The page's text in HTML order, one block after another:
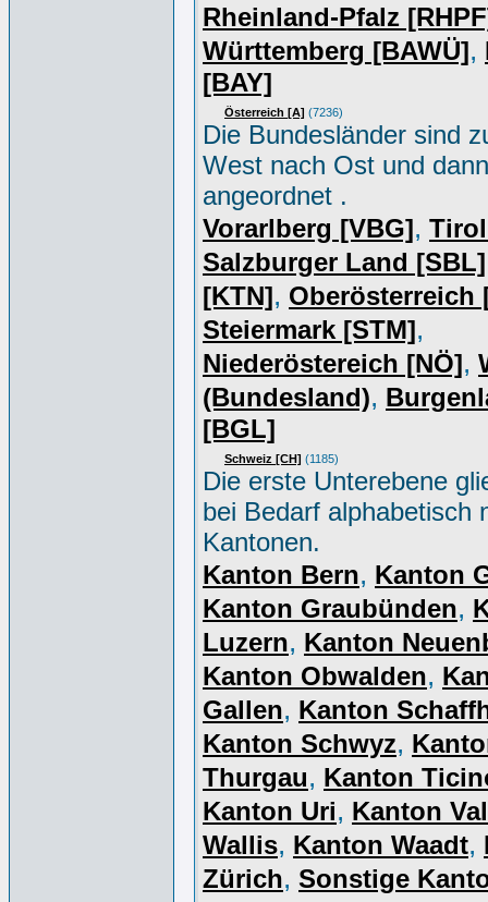
Rheinland-Pfalz
Württemberg [BAWÜ],
[BAY]
Österreich [A] (7236)
Die Bundesländer sind
West nach Ost und
angeordnet .
Vorarlberg [VBG],
Salzburger Land [SBL]
[KTN], Oberösterreich
Steiermark [STM],
Niederöstereich [NÖ],
(Bundesland),
[BGL]
Schweiz [CH] (1185)
Die erste Unterebene
bei Bedarf alphabetisch
Kantonen.
Kanton Bern, Kanton
Kanton Graubünden,
Luzern, Kanton
Kanton Obwalden,
Gallen, Kanton
Kanton Schwyz,
Thurgau, Kanton
Kanton Uri, Kanton
Wallis, Kanton Waadt,
Zürich, Sonstige